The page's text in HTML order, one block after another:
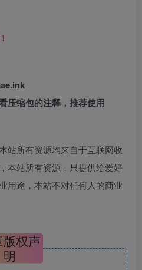
压缩包的注释，推荐使用
站所有资源均来自于互联网收
本站所有资源，只提供给爱好
用途，本站不对任何人的商业
权声
明